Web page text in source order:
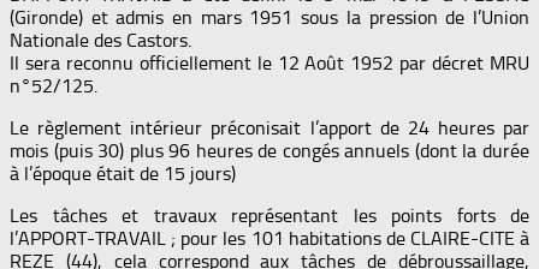
(Gironde) et admis en mars 1951 sous la pression de l’Union
Nationale des Castors.
Il sera reconnu officiellement le 12 Août 1952 par décret MRU
n°52/125.
Le règlement intérieur préconisait l’apport de 24 heures par
mois (puis 30) plus 96 heures de congés annuels (dont la durée
à l’époque était de 15 jours)
Les tâches et travaux représentant les points forts de
l’APPORT-TRAVAIL ; pour les 101 habitations de CLAIRE-CITE à
REZE (44), cela correspond aux tâches de débroussaillage,